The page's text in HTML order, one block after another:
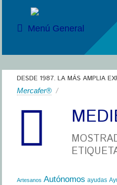
Menú General
DESDE 1987. LA MÁS AMPLIA
Mercafer® /
Artesanos Autónomos ayudas